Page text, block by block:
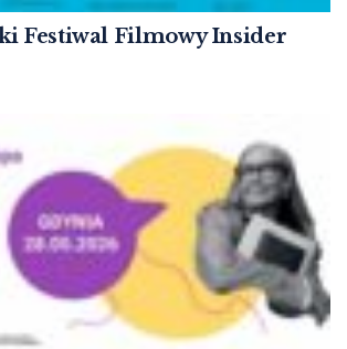
Festiwal Filmowy Insider